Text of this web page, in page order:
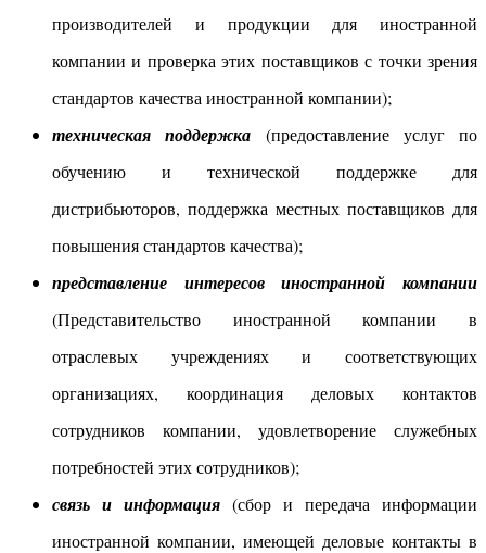
производителей и продукции для иностранной
компании и проверка этих поставщиков с точки зрения
стандартов качества иностранной компании);
техническая поддержка (предоставление услуг по
обучению и технической поддержке для
дистрибьюторов, поддержка местных поставщиков для
повышения стандартов качества);
представление интересов иностранной компании
(Представительство иностранной компании в
отраслевых учреждениях и соответствующих
организациях, координация деловых контактов
сотрудников компании, удовлетворение служебных
потребностей этих сотрудников);
связь и информация (сбор и передача информации
иностранной компании, имеющей деловые контакты в